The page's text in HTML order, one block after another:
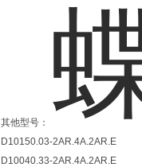
其他型号：
D10150.03-2AR.4A.2AR.E
D10040.33-2AR.4A.2AR.E